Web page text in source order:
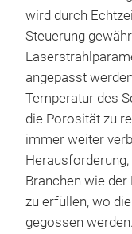
wird durch
Steuerung
angepasst
Temperatur des
die Porosität zu
immer weiter
Branchen wie
zu erfüllen, wo
gegossen